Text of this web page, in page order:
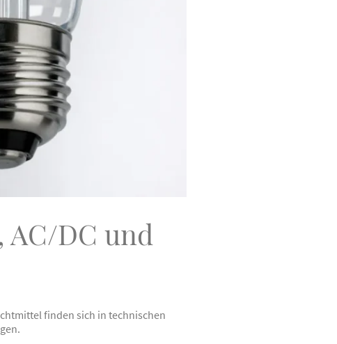
AC/DC und
finden sich in technischen